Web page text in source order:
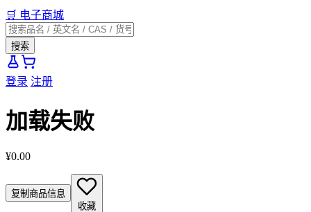
🛒 电子商城
搜索
登录 注册
加载失败
¥0.00
复制商品信息
收藏